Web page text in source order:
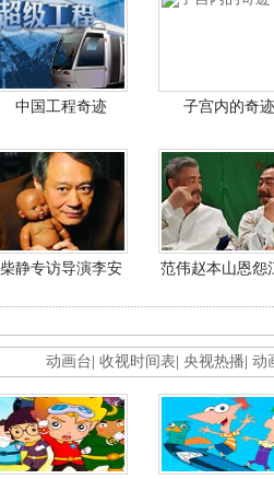
中国工程奇迹 子宫内的奇迹
柴静专访导演李安 范伟赵本山恩怨
动画台 收视时间表 央视热播 动